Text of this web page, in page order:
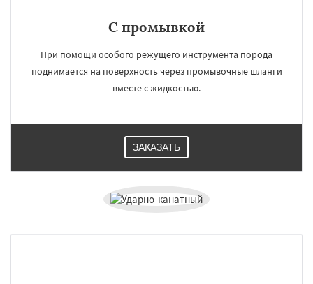
С промывкой
При помощи особого режущего инструмента порода
поднимается на поверхность через промывочные шланги
вместе с жидкостью.
ЗАКАЗАТЬ